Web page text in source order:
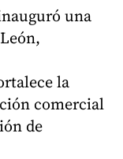
una
la
comercial
de